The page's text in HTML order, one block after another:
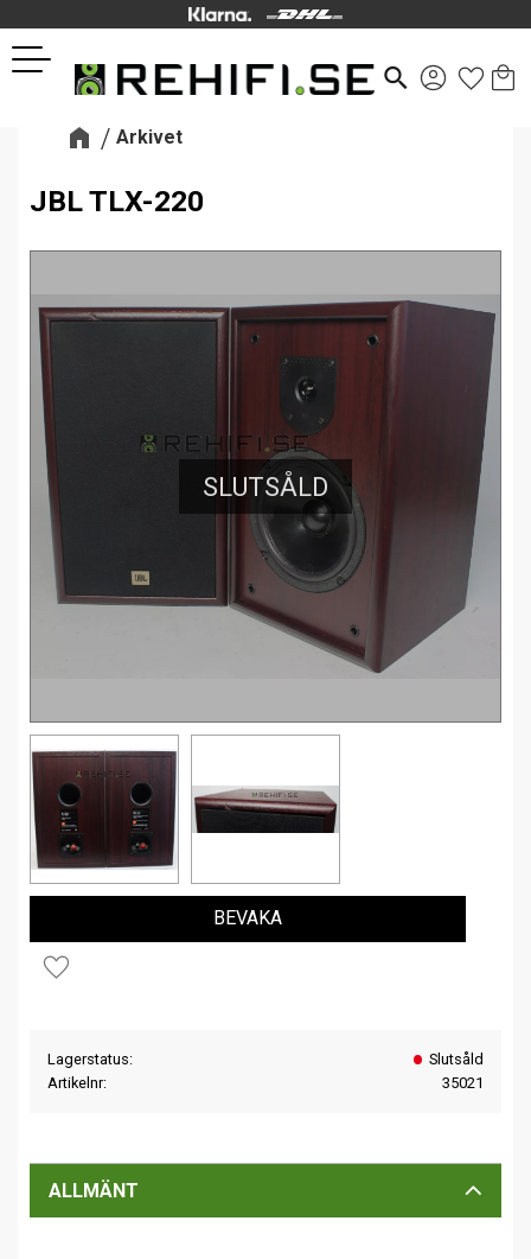
Meny
search
Arkivet
JBL TLX-220
SLUTSÅLD
Lägg till i favoriter
BEVAKA
Lagerstatus
Slutsåld
Artikelnr
35021
ALLMÄNT